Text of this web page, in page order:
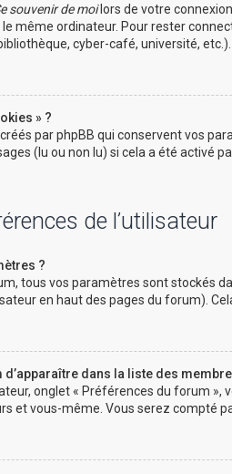
souvenir de moilors de votre
même ordinateur. Pour rester
cyber-café, université,
» ?
par phpBB qui conservent vos
(lu ou non lu) si cela a été activé
de l’utilisateur
?
tous vos paramètres sont stockés
en haut des pages du forum).
dans la liste des
onglet « Préférences du forum »,
et vous-même. Vous serez compté